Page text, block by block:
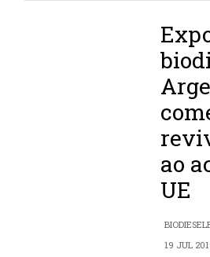
ao
UE
19 JUL